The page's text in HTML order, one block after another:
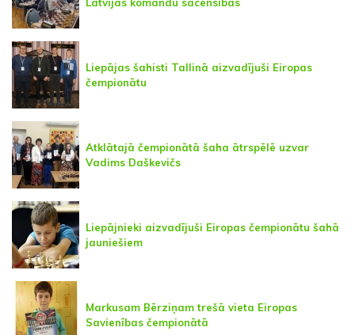
Liepājas šahisti Tallinā aizvadījuši Eiropas
čempionātu
Atklātajā čempionātā šaha ātrspēlē uzvar
Vadims Daškevičs
Liepājnieki aizvadījuši Eiropas čempionātu šahā
jauniešiem
Markusam Bērziņam trešā vieta Eiropas
Savienības čempionātā